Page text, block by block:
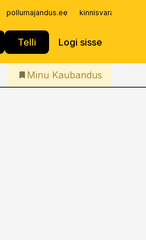
pollumajandus.ee
Telli Logi sisse
Iseteenindus
Telli Kaubandus
Minu Kaubandus